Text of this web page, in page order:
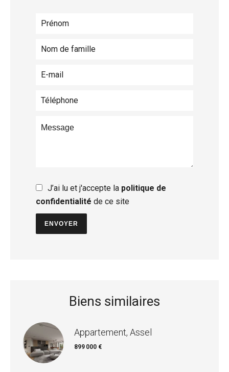
J’ai lu et j'accepte la politique de
confidentialité de ce site
ENVOYER
Biens similaires
Appartement, Assel
899 000 €